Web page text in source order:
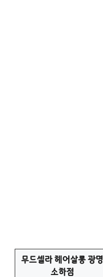
무드셀라 헤어살롱 광명
소하점